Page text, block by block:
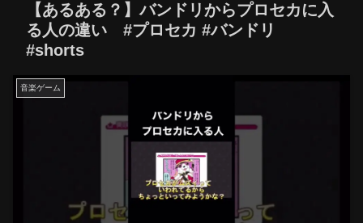
【あるある？】バンドリからプロセカに入
る人の違い #プロセカ #バンドリ
#shorts
音楽ゲーム